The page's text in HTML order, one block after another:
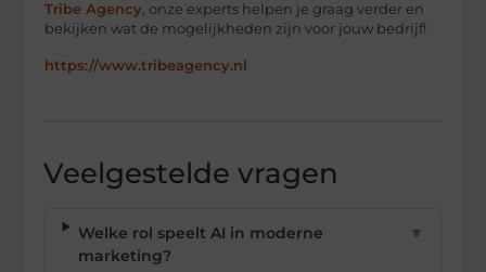
Tribe Agency, onze experts helpen je graag verder en
bekijken wat de mogelijkheden zijn voor jouw bedrijf!
https://www.tribeagency.nl
Veelgestelde vragen
Welke rol speelt AI in moderne
marketing?
▼